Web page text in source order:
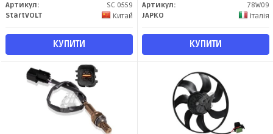
Артикул:
SC 0559
StartVOLT
Китай
КУПИТИ
Артикул:
78W09
JAPKO
Італія
КУПИТИ